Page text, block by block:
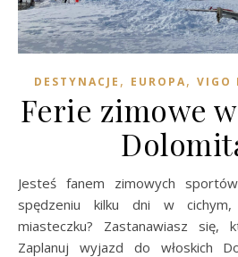
DESTYNACJE , EUROPA, VIGO
Ferie zimowe
Jesteś fanem zimowych sportów, a może marzysz o
spędzeniu kilku dni w cichym,
miasteczku? Zastanawiasz się,
Zaplanuj wyjazd do włoskich